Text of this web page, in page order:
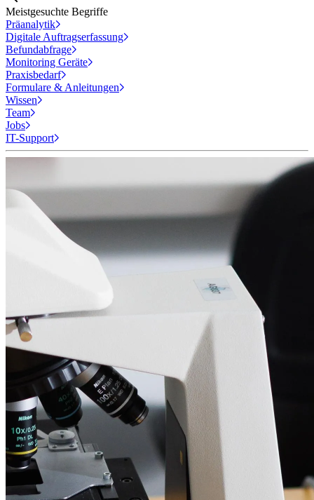
Meistgesuchte Begriffe
Präanalytik
Digitale Auftragserfassung
Befundabfrage
Monitoring Geräte
Praxisbedarf
Formulare & Anleitungen
Wissen
Team
Jobs
IT-Support